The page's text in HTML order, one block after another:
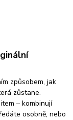
způsobem, jak
zůstane.
– kombinují
osobně, nebo